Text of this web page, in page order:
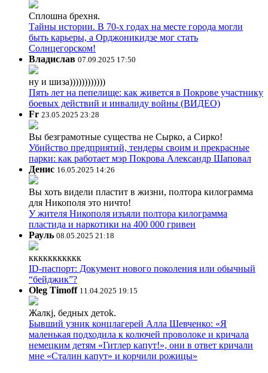
Сплошна брехня.
Тайны истории. В 70-х годах на месте города могли
быть карьеры, а Орджоникидзе мог стать
Солнцегорском!
Владислав 07.09.2025 17:50
ну и шиза))))))))))))
Пять лет на пепелище: как живется в Покрове участнику
боевых действий и инвалиду войны (ВИДЕО)
Fr 23.05.2025 23:28
Вы безграмотные существа не Сырко, а Сирко!
Убийство предприятий, тендеры своим и прекрасные
парки: как работает мэр Покрова Александр Шаповал
Денис 16.05.2025 14:26
Вы хоть видели пластит в жизни, полтора килограмма
для Никополя это ничто!
У жителя Никополя изъяли полтора килограмма
пластида и наркотики на 400 000 гривен
Рауль 08.05.2025 21:18
ккккккккккк
ID-паспорт: Документ нового поколения или обычный
“бейджик”?
Oleg Timoff 11.04.2025 19:15
Жалкj, бедных детok.
Бывший узник концлагерей Алла Шевченко: «Я
маленькая подходила к колючей проволоке и кричала
немецким детям «Гитлер капут!», они в ответ кричали
мне «Сталин капут» и корчили рожицы»